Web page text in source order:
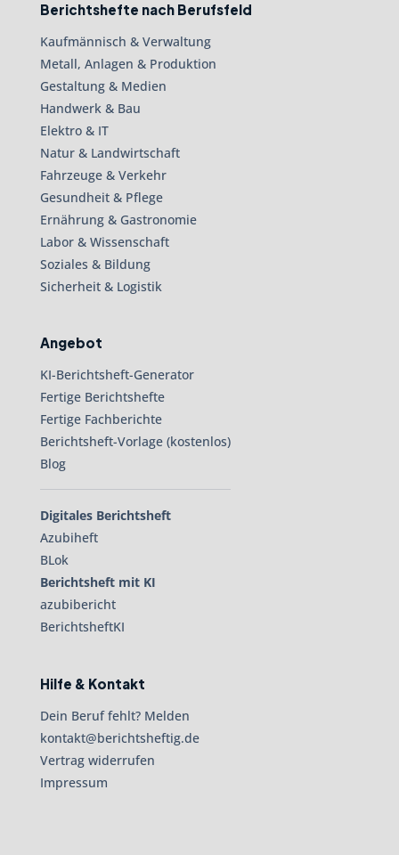
Berichtshefte nach Berufsfeld
Kaufmännisch & Verwaltung
Metall, Anlagen & Produktion
Gestaltung & Medien
Handwerk & Bau
Elektro & IT
Natur & Landwirtschaft
Fahrzeuge & Verkehr
Gesundheit & Pflege
Ernährung & Gastronomie
Labor & Wissenschaft
Soziales & Bildung
Sicherheit & Logistik
Angebot
KI-Berichtsheft-Generator
Fertige Berichtshefte
Fertige Fachberichte
Berichtsheft-Vorlage (kostenlos)
Blog
Digitales Berichtsheft
Azubiheft
BLok
Berichtsheft mit KI
azubibericht
BerichtsheftKI
Hilfe & Kontakt
Dein Beruf fehlt? Melden
kontakt@berichtsheftig.de
Vertrag widerrufen
Impressum